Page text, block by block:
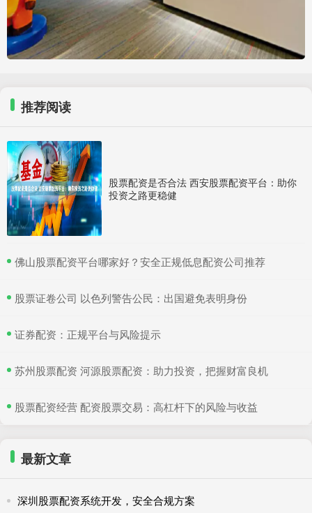
推荐阅读
股票配资是否合法 西安股票配资平台：助你
投资之路更稳健
​佛山股票配资平台哪家好？安全正规低息配资公司推荐
​股票证卷公司 以色列警告公民：出国避免表明身份
​证券配资：正规平台与风险提示
​苏州股票配资 河源股票配资：助力投资，把握财富良机
​股票配资经营 配资股票交易：高杠杆下的风险与收益
最新文章
深圳股票配资系统开发，安全合规方案